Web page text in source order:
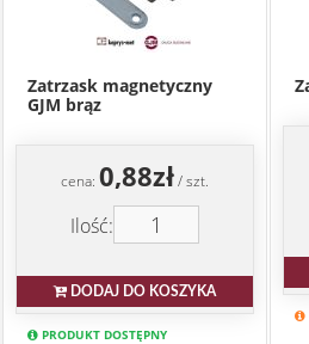
Zatrzask magnetyczny
GJM brąz
cena: 0,88zł/ szt.
Ilość:
DODAJ DO KOSZYKA
PRODUKT DOSTĘPNY